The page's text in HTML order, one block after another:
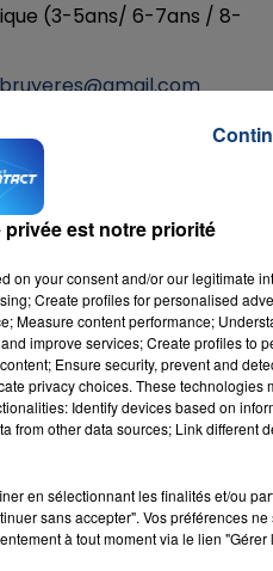
(3-5ans/ 6-7ans / 8-
est notre priorité
on your consent and/or our legitimate
Create profiles for personalised
Measure content performance;
improve services; Create profiles to
Ensure security, prevent and
privacy choices. These technologies
Identify devices based on
from other data sources; Link different
en sélectionnant les finalités et/ou
sans accepter". Vos préférences
à tout moment via le lien